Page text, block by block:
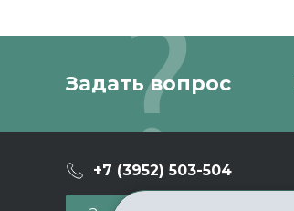
Задать вопрос
+7 (3952) 503-504